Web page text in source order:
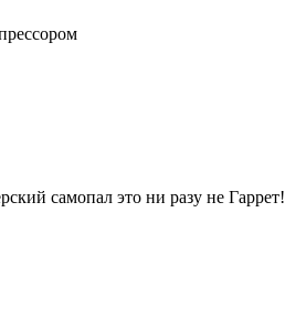
самопал это ни разу не Гаррет!